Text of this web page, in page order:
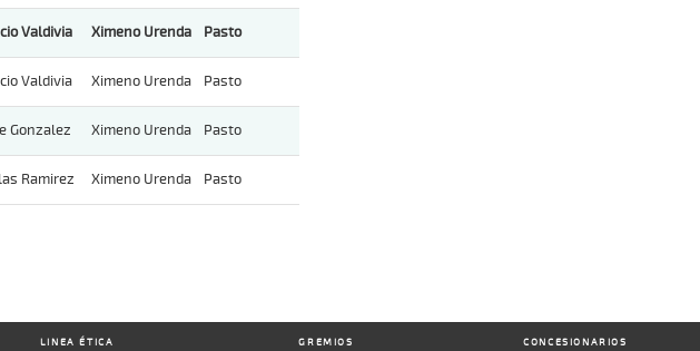
Valdivia Ximeno Urenda Pasto
Valdivia Ximeno Urenda Pasto
Gonzalez Ximeno Urenda Pasto
Ramirez Ximeno Urenda Pasto
LINEA ÉTICA GREMIOS CONCESIONARIOS